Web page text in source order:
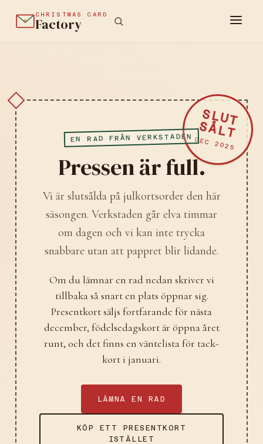
CHRISTMAS CARD
Factory
SLUT
SÅLT
DEC 2025
EN RAD FRÅN VERKSTADEN
Pressen är full.
Vi är slutsålda på julkortsorder den här
säsongen. Verkstaden går elva timmar
om dagen och vi kan inte trycka
snabbare utan att pappret blir lidande.
Om du lämnar en rad nedan skriver vi
tillbaka så snart en plats öppnar sig.
Presentkort säljs fortfarande för nästa
december, födelsedagskort är öppna året
runt, och det finns en väntelista för tack-
kort i januari.
LÄMNA EN RAD
KÖP ETT PRESENTKORT
ISTÄLLET